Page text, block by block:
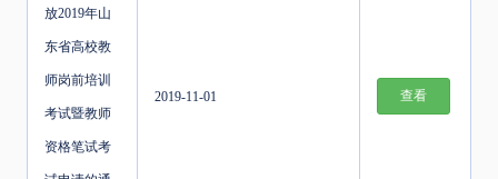
放2019年山
东省高校教
师岗前培训
考试暨教师
资格笔试考
2019-11-01 查看